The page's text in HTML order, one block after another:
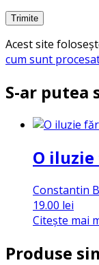
Acest site
cum sunt
S-ar putea
O
Constantin
19.00 lei
Citește mai
Produse